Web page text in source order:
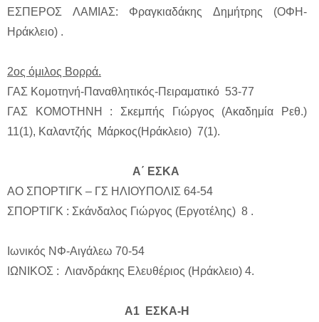
ΕΣΠΕΡΟΣ ΛΑΜΙΑΣ: Φραγκιαδάκης Δημήτρης (ΟΦΗ-
Ηράκλειο) .
2ος όμιλος Βορρά.
ΓΑΣ Κομοτηνή-Παναθλητικός-Πειραματικό 53-77
ΓΑΣ ΚΟΜΟΤΗΝΗ : Σκεμπής Γιώργος (Ακαδημία Ρεθ.)
11(1), Καλαντζής Μάρκος(Ηράκλειο) 7(1).
Α΄ ΕΣΚΑ
ΑΟ ΣΠΟΡΤΙΓΚ – ΓΣ ΗΛΙΟΥΠΟΛΙΣ 64-54
ΣΠΟΡΤΙΓΚ : Σκάνδαλος Γιώργος (Εργοτέλης) 8 .
Ιωνικός ΝΦ-Αιγάλεω 70-54
ΙΩΝΙΚΟΣ : Λιανδράκης Ελευθέριος (Ηράκλειο) 4.
Α1 ΕΣΚΑ-Η